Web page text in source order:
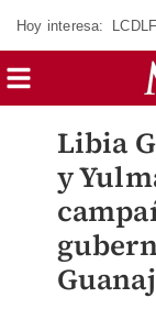
Hoy interesa: LCDLF
Libia
y